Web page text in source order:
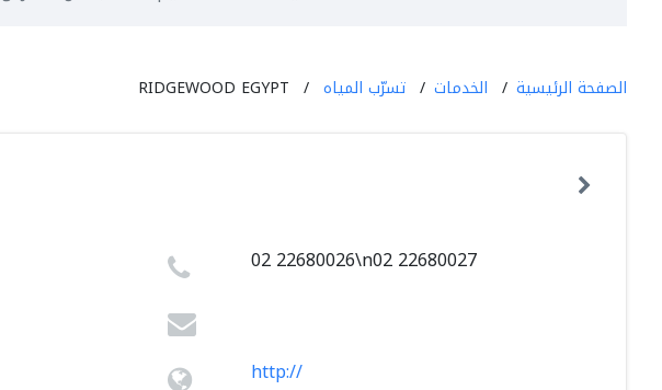
الصفحة الرئيسية الخدمات تسرّب المياه RIDGEWOOD EGYPT
02 22680026\n02 22680027
http://